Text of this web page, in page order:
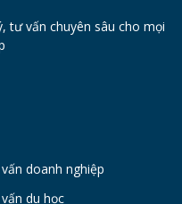
doanh nghiệp
hiệu, bản quyền